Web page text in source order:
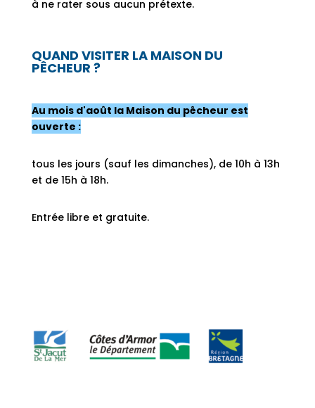
à ne rater sous aucun prétexte.
QUAND VISITER LA MAISON DU
PÊCHEUR ?
Au mois d'août la Maison du pêcheur est
ouverte :
tous les jours (sauf les dimanches), de 10h à 13h
et de 15h à 18h.
Entrée libre et gratuite.